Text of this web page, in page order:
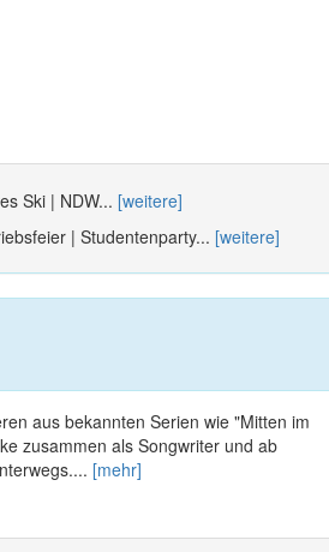
Ski | NDW... [weitere]
| Studentenparty... [weitere]
aus bekannten Serien wie "Mitten im
zusammen als Songwriter und ab
[mehr]